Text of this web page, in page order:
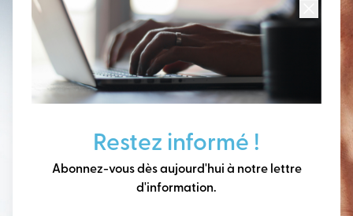
Restez informé !
Abonnez-vous dès aujourd'hui à notre lettre
d'information.
Concentré sur toutes les communautés du
Nouveau-Brunswick
construire notre avenir